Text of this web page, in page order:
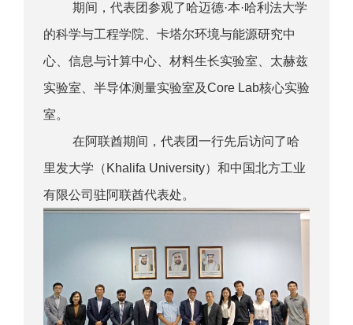
期间，代表团参观了哈迈德·本·哈利法大学
的科学与工程学院、卡塔尔环境与能源研究中
心、信息与计算中心、材料生长实验室、太赫兹
实验室、半导体测量实验室及Core Lab核心实验
室。
在阿联酋期间，代表团一行先后访问了哈
里发大学（Khalifa University）和中国北方工业
有限公司驻阿联酋代表处。